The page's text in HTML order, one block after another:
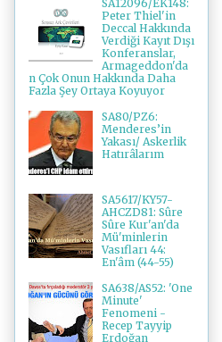
SA12096/EK148:
Peter Thiel'in
Deccal Hakkında
Verdiği Kayıt Dışı
Konferanslar,
Armageddon'da
n Çok Onun Hakkında Daha
Fazla Şey Ortaya Koyuyor
SA80/PZ6:
Menderes’in
Yakası/ Askerlik
Hatırâlarım
SA5617/KY57-
AHCZD81: Sûre
Sûre Kur'an'da
Mü'minlerin
Vasıfları 44:
En'âm (44-55)
SA638/AS52: 'One
Minute'
Fenomeni -
Recep Tayyip
Erdoğan